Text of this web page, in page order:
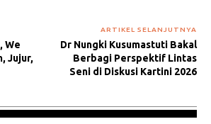
We
Jujur,
ARTIKEL SELANJUTNYA
Dr Nungki Kusumastuti Bakal
Berbagi Perspektif Lintas
Seni di Diskusi Kartini 2026